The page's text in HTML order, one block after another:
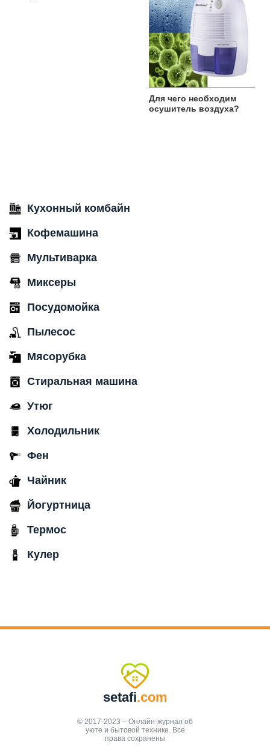
Для чего необходим
осушитель воздуха?
Кухонный комбайн
Кофемашина
Мультиварка
Миксеры
Посудомойка
Пылесос
Мясорубка
Стиральная машина
Утюг
Холодильник
Фен
Чайник
Йогуртница
Термос
Кулер
setafi.com
© 2017-2023 – Онлайн-журнал об
уюте и бытовой технике. Все
права сохранены